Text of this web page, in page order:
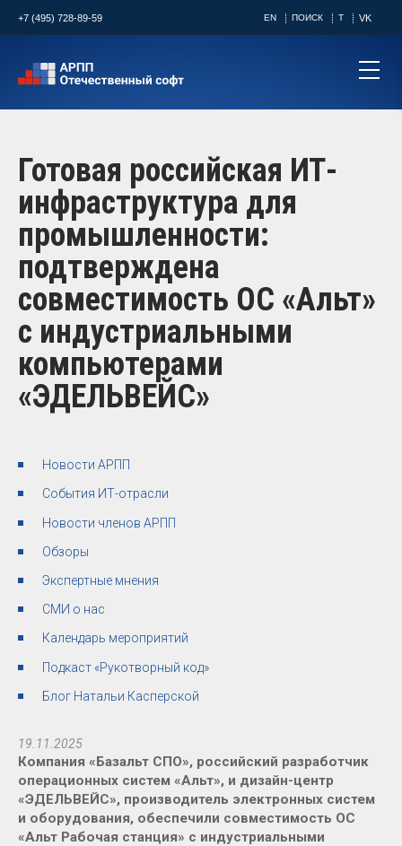
+7 (495) 728-89-59 EN ПОИСК T VK
Готовая российская ИТ-
инфраструктура для
промышленности:
подтверждена
совместимость ОС «Альт»
с индустриальными
компьютерами
«ЭДЕЛЬВЕЙС»
Новости АРПП
События ИТ-отрасли
Новости членов АРПП
Обзоры
Экспертные мнения
СМИ о нас
Календарь мероприятий
Подкаст «Рукотворный код»
Блог Натальи Касперской
19.11.2025
Компания «Базальт СПО», российский разработчик
операционных систем «Альт», и дизайн-центр
«ЭДЕЛЬВЕЙС», производитель электронных систем
и оборудования, обеспечили совместимость ОС
«Альт Рабочая станция» с индустриальными